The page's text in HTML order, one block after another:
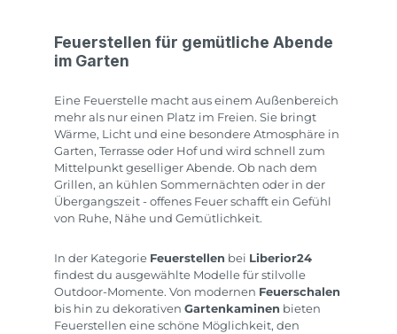
Feuerstellen für gemütliche Abende
im Garten
Eine Feuerstelle macht aus einem Außenbereich
mehr als nur einen Platz im Freien. Sie bringt
Wärme, Licht und eine besondere Atmosphäre in
Garten, Terrasse oder Hof und wird schnell zum
Mittelpunkt geselliger Abende. Ob nach dem
Grillen, an kühlen Sommernächten oder in der
Übergangszeit - offenes Feuer schafft ein Gefühl
von Ruhe, Nähe und Gemütlichkeit.
In der Kategorie Feuerstellen bei Liberior24
findest du ausgewählte Modelle für stilvolle
Outdoor-Momente. Von modernen Feuerschalen
bis hin zu dekorativen Gartenkaminen bieten
Feuerstellen eine schöne Möglichkeit, den